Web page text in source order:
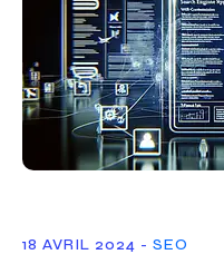
18 AVRIL 2024 - SEO